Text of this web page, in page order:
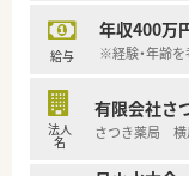
給与
年収400万
※経験・年齢
法人
名
有限会社さ
さつき薬局 横